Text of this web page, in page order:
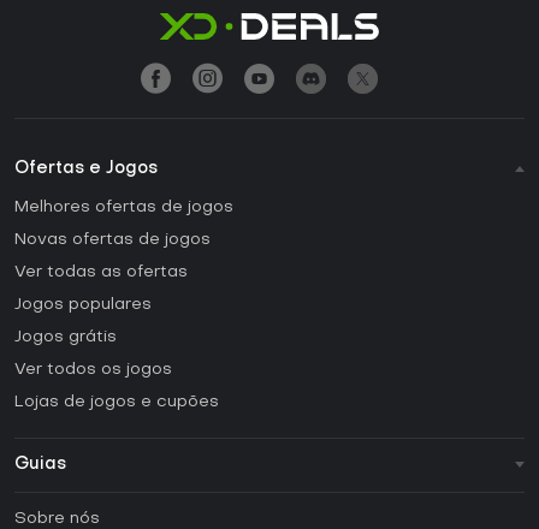
Ofertas e Jogos
Melhores ofertas de jogos
Novas ofertas de jogos
Ver todas as ofertas
Jogos populares
Jogos grátis
Ver todos os jogos
Lojas de jogos e cupões
Guias
Sobre nós